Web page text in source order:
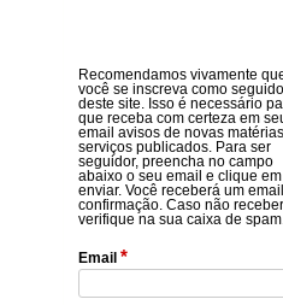
Recomendamos vivamente
você se inscreva como
deste site. Isso é necessário
que receba com certeza em
email avisos de novas
serviços publicados. Para ser
seguidor, preencha no campo
abaixo o seu email e clique em
enviar. Você receberá um
confirmação. Caso não
verifique na sua caixa de
Email *